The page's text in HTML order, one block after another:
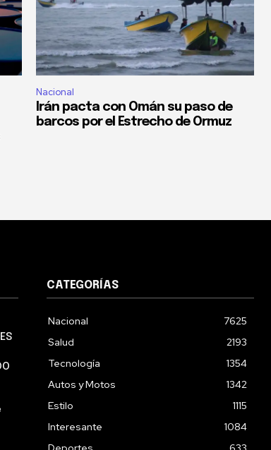
Nacional
Irán pacta con Omán su paso de
barcos por el Estrecho de Ormuz
CATEGORÍAS
Nacional
7625
Salud
2193
Tecnología
1354
Autos y Motos
1342
Estilo
1115
Interesante
1084